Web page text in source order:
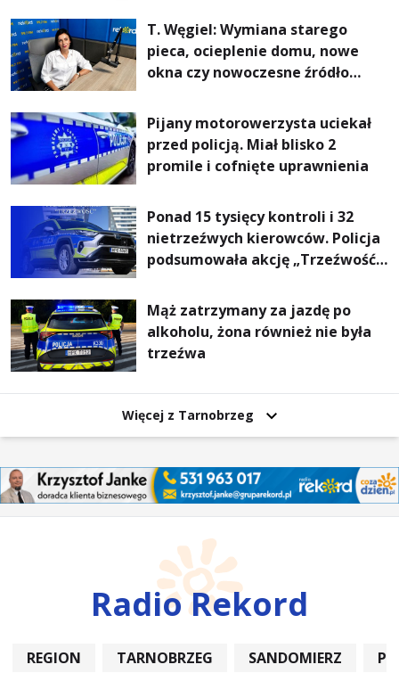
T. Węgiel: Wymiana starego
pieca, ocieplenie domu, nowe
okna czy nowoczesne źródło
rachunki za energię, lepszy
komfort życia i... czystsze
powietrze
Pijany motorowerzysta uciekał
przed policją. Miał blisko 2
promile i cofnięte uprawnienia
Ponad 15 tysięcy kontroli i 32
nietrzeźwych kierowców. Policja
podsumowała akcję „Trzeźwość”
Mąż zatrzymany za jazdę po
alkoholu, żona również nie była
trzeźwa
Więcej z Tarnobrzeg
Radio Rekord
REGION TARNOBRZEG SANDOMIERZ